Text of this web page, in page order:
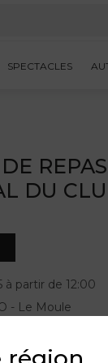
SPECTACLES
DU
à partir de 12:00
- Le Moule